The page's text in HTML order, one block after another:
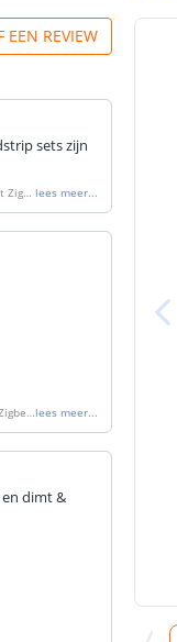
EEN REVIEW
sets zijn
Zigb lees meer...
lees meer...
dimt &